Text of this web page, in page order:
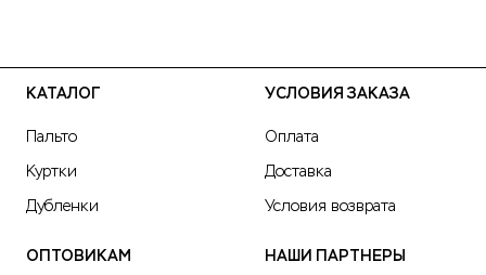
КАТАЛОГ
Пальто
Куртки
Дубленки
УСЛОВИЯ ЗАКАЗА
Оплата
Доставка
Условия возврата
ОПТОВИКАМ НАШИ ПАРТНЕРЫ